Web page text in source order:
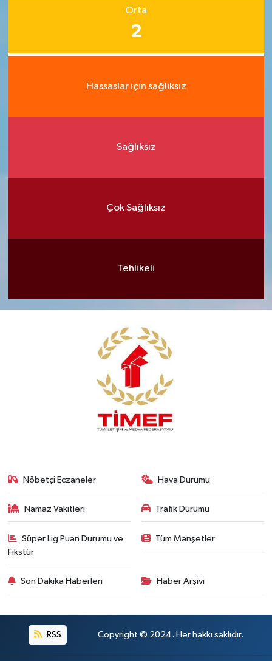
Orta
2
Hassaslar için sağlıksız
Sağlıksız
Çok Sağlıksız
Tehlikeli
Nöbetçi Eczaneler Hava Durumu
Namaz Vakitleri Trafik Durumu
Süper Lig Puan Durumu ve
Fikstür
Tüm Manşetler
Son Dakika Haberleri Haber Arşivi
RSS Copyright © 2024. Her hakkı saklıdır.